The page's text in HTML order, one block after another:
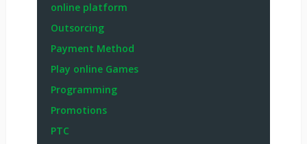
online platform
Outsorcing
Payment Method
Play online Games
Programming
Promotions
PTC